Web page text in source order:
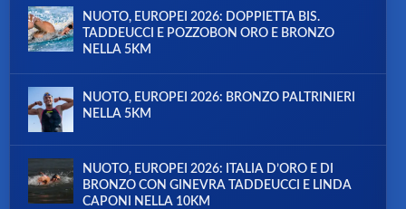
NUOTO, EUROPEI 2026: DOPPIETTA BIS.
TADDEUCCI E POZZOBON ORO E BRONZO
NELLA 5KM
NUOTO, EUROPEI 2026: BRONZO PALTRINIERI
NELLA 5KM
NUOTO, EUROPEI 2026: ITALIA D’ORO E DI
BRONZO CON GINEVRA TADDEUCCI E LINDA
CAPONI NELLA 10KM